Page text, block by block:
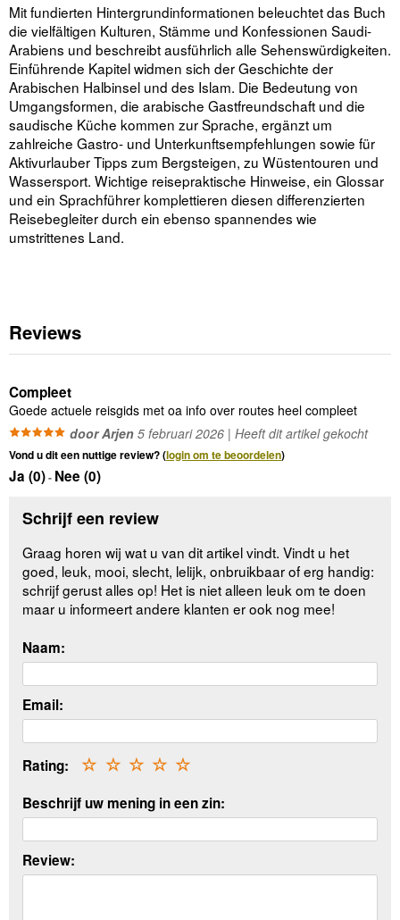
Mit fundierten Hintergrundinformationen beleuchtet das Buch
die vielfältigen Kulturen, Stämme und Konfessionen Saudi-
Arabiens und beschreibt ausführlich alle Sehenswürdigkeiten.
Einführende Kapitel widmen sich der Geschichte der
Arabischen Halbinsel und des Islam. Die Bedeutung von
Umgangsformen, die arabische Gastfreundschaft und die
saudische Küche kommen zur Sprache, ergänzt um
zahlreiche Gastro- und Unterkunftsempfehlungen sowie für
Aktivurlauber Tipps zum Bergsteigen, zu Wüstentouren und
Wassersport. Wichtige reisepraktische Hinweise, ein Glossar
und ein Sprachführer komplettieren diesen differenzierten
Reisebegleiter durch ein ebenso spannendes wie
umstrittenes Land.
Reviews
Compleet
Goede actuele reisgids met oa info over routes heel compleet
door Arjen 5 februari 2026 | Heeft dit artikel gekocht
Vond u dit een nuttige review? (login om te beoordelen)
Ja (0)- Nee (0)
Schrijf een review
Graag horen wij wat u van dit artikel vindt. Vindt u het
goed, leuk, mooi, slecht, lelijk, onbruikbaar of erg handig:
schrijf gerust alles op! Het is niet alleen leuk om te doen
maar u informeert andere klanten er ook nog mee!
Naam:
Email:
Rating: ☆
☆
☆
☆
☆
Beschrijf uw mening in een zin:
Review: